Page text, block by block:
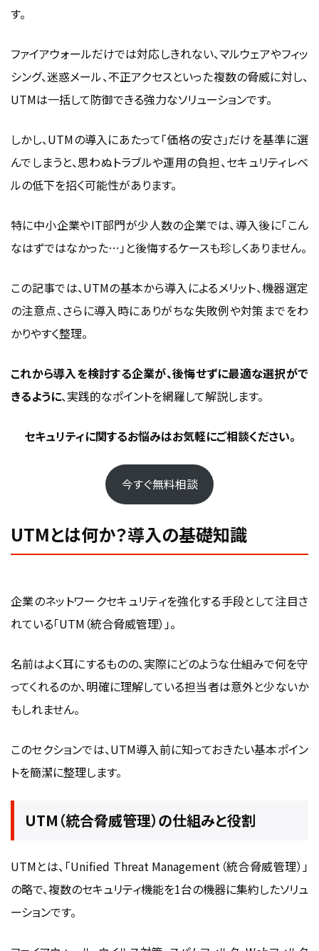
UTM製品選びの重要ポイント
通信速度（スループット）と同時接続数の確認
必要なセキュリティ機能の搭載状況
クラウド型とオンプレ型UTMの比較
物理機器型（オンプレ型）の特長と注意点
クラウド型UTMの利便性と運用面の違い
中小企業・多拠点環境におけるUTM導入の実
情
複数拠点の一元管理とコストのバランス
テレワークやBYODへの対応強化策
導入後の社内教育とルール策定の重要性
のコツ
「中途半端な設定」がもたらしたリスクとは
まとめ｜UTM導入は「安さ」よりも「運用の質」
す。
ファイアウォールだけでは対応しきれない、マルウェアやフィッ
シング、迷惑メール、不正アクセスといった複数の脅威に対し、
UTMは一括して防御できる強力なソリューションです。
しかし、UTMの導入にあたって「価格の安さ」だけを基準に選
んでしまうと、思わぬトラブルや運用の負担、セキュリティレベ
ルの低下を招く可能性があります。
特に中小企業やIT部門が少人数の企業では、導入後に「こん
なはずではなかった…」と後悔するケースも珍しくありません。
この記事では、UTMの基本から導入によるメリット、機器選定
の注意点、さらに導入時にありがちな失敗例や対策までをわ
かりやすく整理。
これから導入を検討する企業が、後悔せずに最適な選択がで
きるように、実践的なポイントを網羅して解説します。
セキュリティに関するお悩みはお気軽にご相談ください。
今すぐ無料相談
UTMとは何か？導入の基礎知識
企業のネットワークセキュリティを強化する手段として注目さ
れている「UTM（統合脅威管理）」。
名前はよく耳にするものの、実際にどのような仕組みで何を守
ってくれるのか、明確に理解している担当者は意外と少ないか
もしれません。
このセクションでは、UTM導入前に知っておきたい基本ポイン
トを簡潔に整理します。
UTM（統合脅威管理）の仕組みと役割
UTMとは、「Unified Threat Management（統合脅威管理）」
の略で、複数のセキュリティ機能を1台の機器に集約したソリュ
ーションです。